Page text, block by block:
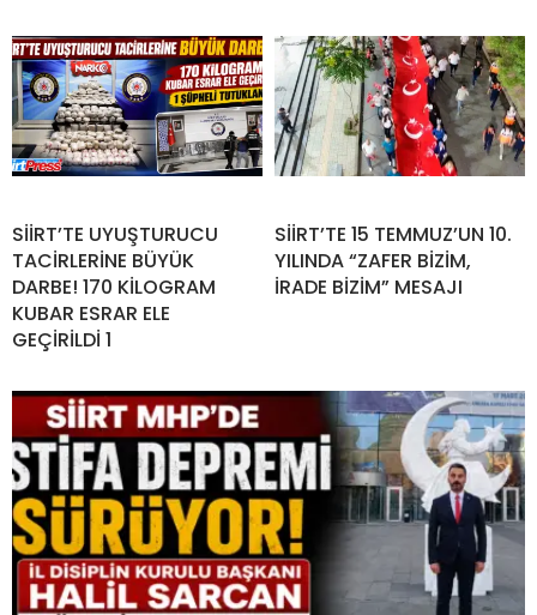
SİİRT’TE UYUŞTURUCU
TACİRLERİNE BÜYÜK
DARBE! 170 KİLOGRAM
KUBAR ESRAR ELE
GEÇİRİLDİ 1
SİİRT’TE 15 TEMMUZ’UN 10.
YILINDA “ZAFER BİZİM,
İRADE BİZİM” MESAJI